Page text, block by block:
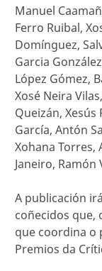
Manuel
Ferro Ruibal,
Domínguez,
Garcia
López Gómez,
Xosé Neira
Queizán,
García, Antón
Xohana Torres,
Janeiro, Ramón
A publicación
coñecidos que,
que coordina o
Premios da